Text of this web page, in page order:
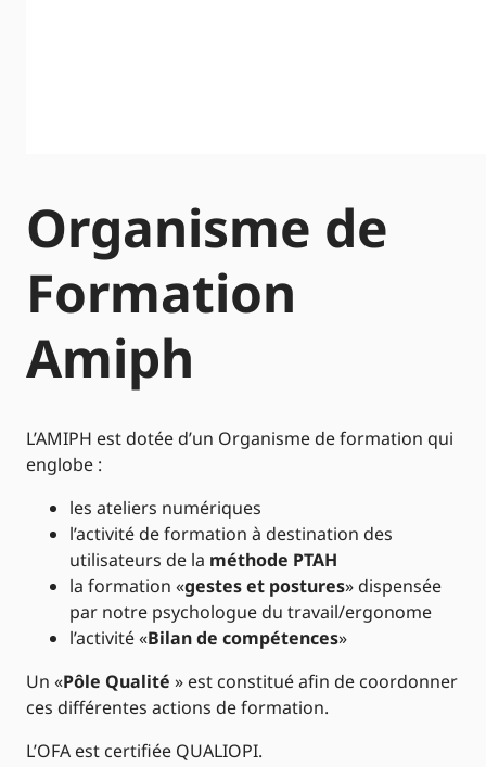
Organisme de
Formation
Amiph
L’AMIPH est dotée d’un Organisme de formation qui
englobe :
les ateliers numériques
l’activité de formation à destination des
utilisateurs de la méthode PTAH
la formation «gestes et postures» dispensée
par notre psychologue du travail/ergonome
l’activité «Bilan de compétences»
Un «Pôle Qualité » est constitué afin de coordonner
ces différentes actions de formation.
L’OFA est certifiée QUALIOPI.